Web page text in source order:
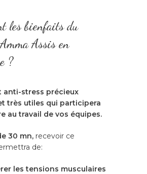
les bienfaits du
Assis en
?
anti-stress précieux
très utiles qui participera
au travail de vos équipes.
30 mn,recevoir ce
de:
les tensions musculaires